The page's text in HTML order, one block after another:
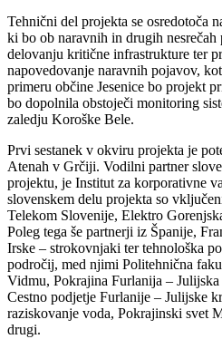
Tehnični del projekta se osredotoča
ki bo ob naravnih in drugih nesrečah
delovanju kritične infrastrukture ter
napovedovanje naravnih pojavov,
primeru občine Jesenice bo projekt
bo dopolnila obstoječi monitoring
zaledju Koroške Bele.
Prvi sestanek v okviru projekta je
Atenah v Grčiji. Vodilni partner
projektu, je Institut za korporativne
slovenskem delu projekta so
Telekom Slovenije, Elektro
Poleg tega še partnerji iz Španije,
Irske – strokovnjaki ter tehnološka
področij, med njimi Politehnična
Vidmu, Pokrajina Furlanija –
Cestno podjetje Furlanije – Julijske
raziskovanje voda, Pokrajinski svet
drugi.